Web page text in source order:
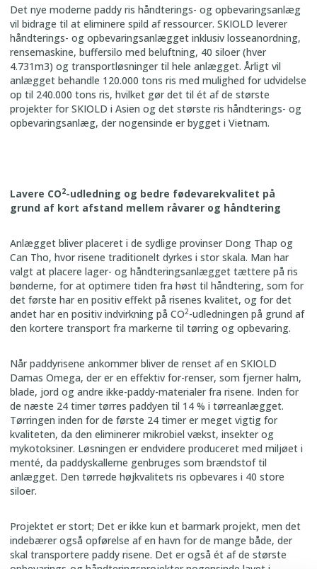
Det nye moderne paddy ris håndterings- og opbevaringsanlæg
vil bidrage til at eliminere spild af ressourcer. SKIOLD leverer
håndterings- og opbevaringsanlægget inklusiv losseanordning,
rensemaskine, buffersilo med beluftning, 40 siloer (hver
4.731m3) og transportløsninger til hele anlægget. Årligt vil
anlægget behandle 120.000 tons ris med mulighed for udvidelse
op til 240.000 tons ris, hvilket gør det til ét af de største
projekter for SKIOLD i Asien og det største ris håndterings- og
opbevaringsanlæg, der nogensinde er bygget i Vietnam.
Lavere CO2-udledning og bedre fødevarekvalitet på
grund af kort afstand mellem råvarer og håndtering
Anlægget bliver placeret i de sydlige provinser Dong Thap og
Can Tho, hvor risene traditionelt dyrkes i stor skala. Man har
valgt at placere lager- og håndteringsanlægget tættere på ris
bønderne, for at optimere tiden fra høst til håndtering, som for
det første har en positiv effekt på risenes kvalitet, og for det
andet har en positiv indvirkning på CO2-udledningen på grund af
den kortere transport fra markerne til tørring og opbevaring.
Når paddyrisene ankommer bliver de renset af en SKIOLD
Damas Omega, der er en effektiv for-renser, som fjerner halm,
blade, jord og andre ikke-paddy-materialer fra risene. Inden for
de næste 24 timer tørres paddyen til 14 % i tørreanlægget.
Tørringen inden for de første 24 timer er meget vigtig for
kvaliteten, da den eliminerer mikrobiel vækst, insekter og
mykotoksiner. Løsningen er endvidere produceret med miljøet i
menté, da paddyskallerne genbruges som brændstof til
anlægget. Den tørrede højkvalitets ris opbevares i 40 store
siloer.
Projektet er stort; Det er ikke kun et barmark projekt, men det
indebærer også opførelse af en havn for de mange både, der
skal transportere paddy risene. Det er også ét af de største